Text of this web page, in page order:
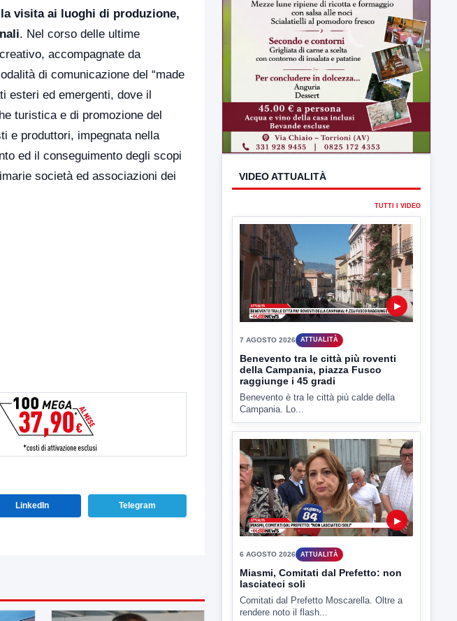
visita ai luoghi di produzione,
. Nel corso delle ultime
accompagnate da
di comunicazione del “made
esteri ed emergenti, dove il
turistica e di promozione del
e produttori, impegnata nella
ed il conseguimento degli scopi
società ed associazioni dei
LinkedIn Telegram
VIDEO ATTUALITÀ
TUTTI I VIDEO
Benevento tra le città più roventi
della Campania, piazza Fusco
raggiunge i 45 gradi
Benevento è tra le città più calde della
Campania. Lo...
6 AGOSTO 2026 ATTUALITÀ
Miasmi, Comitati dal Prefetto: non
lasciateci soli
Comitati dal Prefetto Moscarella. Oltre a
rendere noto il flash...
6 AGOSTO 2026 ATTUALITÀ